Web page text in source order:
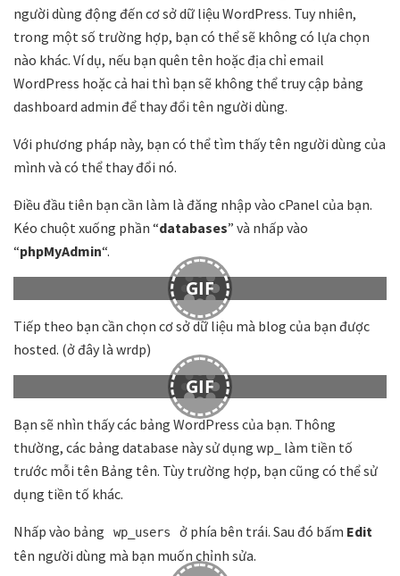
người dùng động đến cơ sở dữ liệu WordPress. Tuy nhiên,
trong một số trường hợp, bạn có thể sẽ không có lựa chọn
nào khác. Ví dụ, nếu bạn quên tên hoặc địa chỉ email
WordPress hoặc cả hai thì bạn sẽ không thể truy cập bảng
dashboard admin để thay đổi tên người dùng.
Với phương pháp này, bạn có thể tìm thấy tên người dùng của
mình và có thể thay đổi nó.
Điều đầu tiên bạn cần làm là đăng nhập vào cPanel của bạn.
Kéo chuột xuống phần “databases” và nhấp vào
“phpMyAdmin“.
GIF
Tiếp theo bạn cần chọn cơ sở dữ liệu mà blog của bạn được
hosted. (ở đây là wrdp)
GIF
Bạn sẽ nhìn thấy các bảng WordPress của bạn. Thông
thường, các bảng database này sử dụng wp_ làm tiền tố
trước mỗi tên Bảng tên. Tùy trường hợp, bạn cũng có thể sử
dụng tiền tố khác.
Nhấp vào bảng wp_users ở phía bên trái. Sau đó bấm Edit
tên người dùng mà bạn muốn chỉnh sửa.